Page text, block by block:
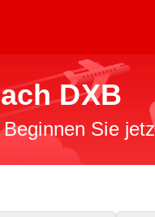
DXB
Sie